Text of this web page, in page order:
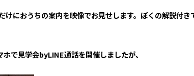
けにおうちの案内を映像でお見せします。ぼくの解説付
で見学会byLINE通話を開催しましたが、